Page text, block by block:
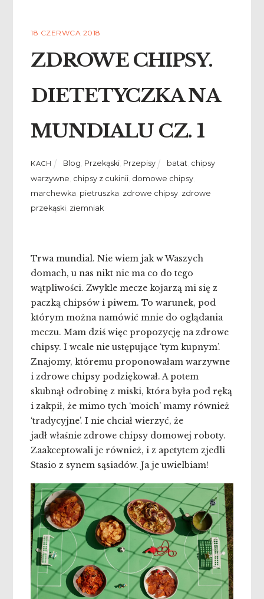
18 CZERWCA 2018
ZDROWE CHIPSY.
DIETETYCZKA NA
MUNDIALU CZ. 1
KACH Blog Przekąski, Przepisy batat, chipsy
warzywne chipsy z cukinii domowe chipsy
marchewka pietruszka zdrowe chipsy zdrowe
przekąski ziemniak
Trwa mundial. Nie wiem jak w Waszych
domach, u nas nikt nie ma co do tego
wątpliwości. Zwykle mecze kojarzą mi się z
paczką chipsów i piwem. To warunek, pod
którym można namówić mnie do oglądania
meczu. Mam dziś więc propozycję na zdrowe
chipsy. I wcale nie ustępujące ‘tym kupnym’.
Znajomy, któremu proponowałam warzywne
i zdrowe chipsy podziękował. A potem
skubnął odrobinę z miski, która była pod ręką
i zakpił, że mimo tych ‘moich’ mamy również
‘tradycyjne’. I nie chciał wierzyć, że
jadł właśnie zdrowe chipsy domowej roboty.
Zaakceptowali je również, i z apetytem zjedli
Stasio z synem sąsiadów. Ja je uwielbiam!